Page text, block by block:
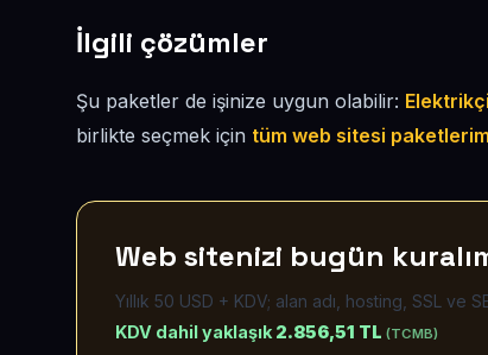
İlgili çözümler
Şu paketler de işinize uygun olabilir:
birlikte seçmek için tüm web sitesi
Web sitenizi bugün
Yıllık 50 USD + KDV; alan adı, hosting, SSL ve
KDV dahil yaklaşık 2.856,51 TL (TCMB)